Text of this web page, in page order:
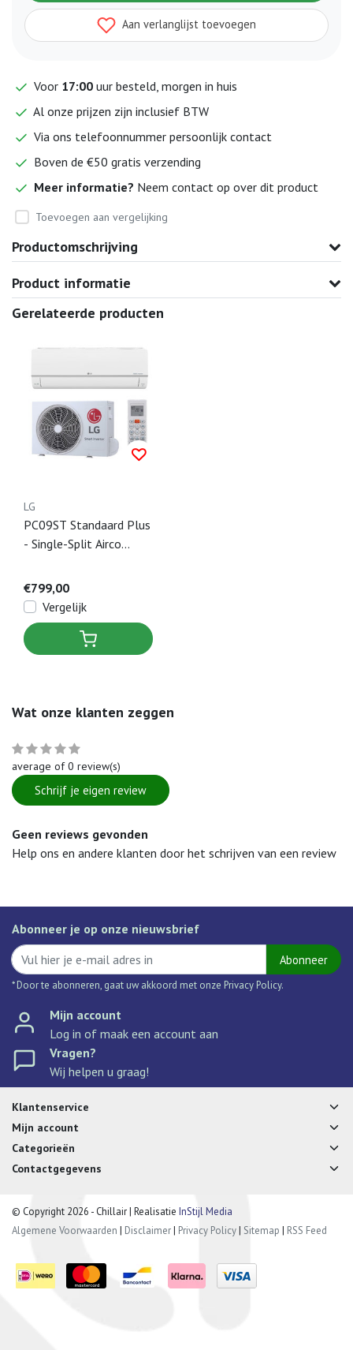
Aan verlanglijst toevoegen
Voor 17:00 uur besteld, morgen in huis
Al onze prijzen zijn inclusief BTW
Via ons telefoonnummer persoonlijk contact
Boven de €50 gratis verzending
Meer informatie? Neem contact op over dit product
Toevoegen aan vergelijking
Productomschrijving
Product informatie
Gerelateerde producten
LG
PC09ST Standaard Plus
- Single-Split Airco
€799,00
Vergelijk
Wat onze klanten zeggen
average of 0 review(s)
Schrijf je eigen review
Geen reviews gevonden
Help ons en andere klanten door het schrijven van een review
Abonneer je op onze nieuwsbrief
Abonneer
* Door te abonneren, gaat uw akkoord met onze Privacy Policy.
Mijn account
Log in of maak een account aan
Vragen?
Wij helpen u graag!
Klantenservice
Mijn account
Categorieën
Contactgegevens
© Copyright 2026 - Chillair | Realisatie InStijl Media
Algemene Voorwaarden | Disclaimer| Privacy Policy| Sitemap | RSS Feed